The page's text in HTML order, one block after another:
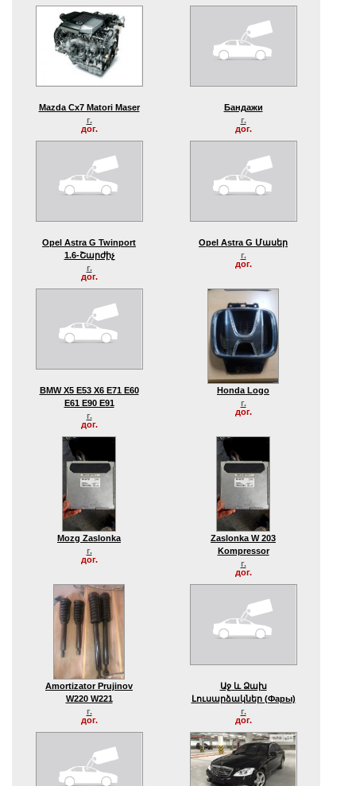
Mazda Cx7 Matori Maser
г.
дог.
Бандажи
г.
дог.
Opel Astra G Twinport
1.6-Շարժիչ
г.
дог.
Opel Astra G Մասեր
г.
дог.
BMW X5 E53 X6 E71 E60
E61 E90 E91
г.
дог.
Honda Logo
г.
дог.
Mozg Zaslonka
г.
дог.
Zaslonka W 203
Kompressor
г.
дог.
Amortizator Prujinov
W220 W221
г.
дог.
Աջ ԵՒ Ձախ
Լուսարձակներ (фары)
г.
дог.